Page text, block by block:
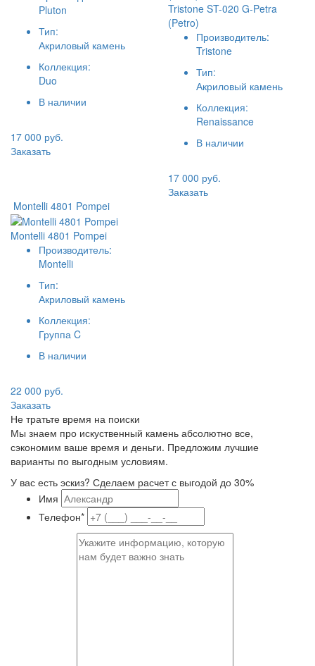
Pluton
Тип:
Акриловый камень
Коллекция:
Duo
В наличии
17 000 руб.
Заказать
Tristone ST-020 G-Petra
(Petro)
Производитель:
Tristone
Тип:
Акриловый камень
Коллекция:
Renaissance
В наличии
17 000 руб.
Заказать
Montelli 4801 Pompei
Montelli 4801 Pompei
Производитель:
Montelli
Тип:
Акриловый камень
Коллекция:
Группа C
В наличии
22 000 руб.
Заказать
Не тратьте время на поиски
Мы знаем про искуственный камень абсолютно все,
сэкономим ваше время и деньги. Предложим лучшие
варианты по выгодным условиям.
У вас есть эскиз? Сделаем расчет с выгодой до 30%
Имя
Телефон*